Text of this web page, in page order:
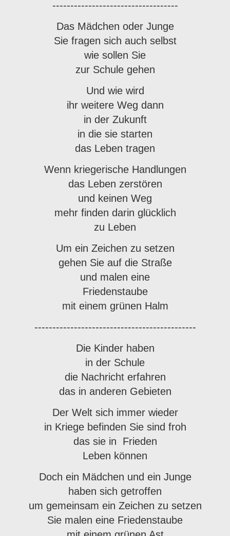
-----------------------------------
Das Mädchen oder Junge
Sie fragen sich auch selbst
wie sollen Sie
zur Schule gehen
Und wie wird
ihr weitere Weg dann
in der Zukunft
in die sie starten
das Leben tragen
Wenn kriegerische Handlungen
das Leben zerstören
und keinen Weg
mehr finden darin glücklich
zu Leben
Um ein Zeichen zu setzen
gehen Sie auf die Straße
und malen eine
Friedenstaube
mit einem grünen Halm
---------------------------------------------
Die Kinder haben
in der Schule
die Nachricht erfahren
das in anderen Gebieten
Der Welt sich immer wieder
in Kriege befinden Sie sind froh
das sie in Frieden
Leben können
Doch ein Mädchen und ein Junge
haben sich getroffen
um gemeinsam ein Zeichen zu setzen
Sie malen eine Friedenstaube